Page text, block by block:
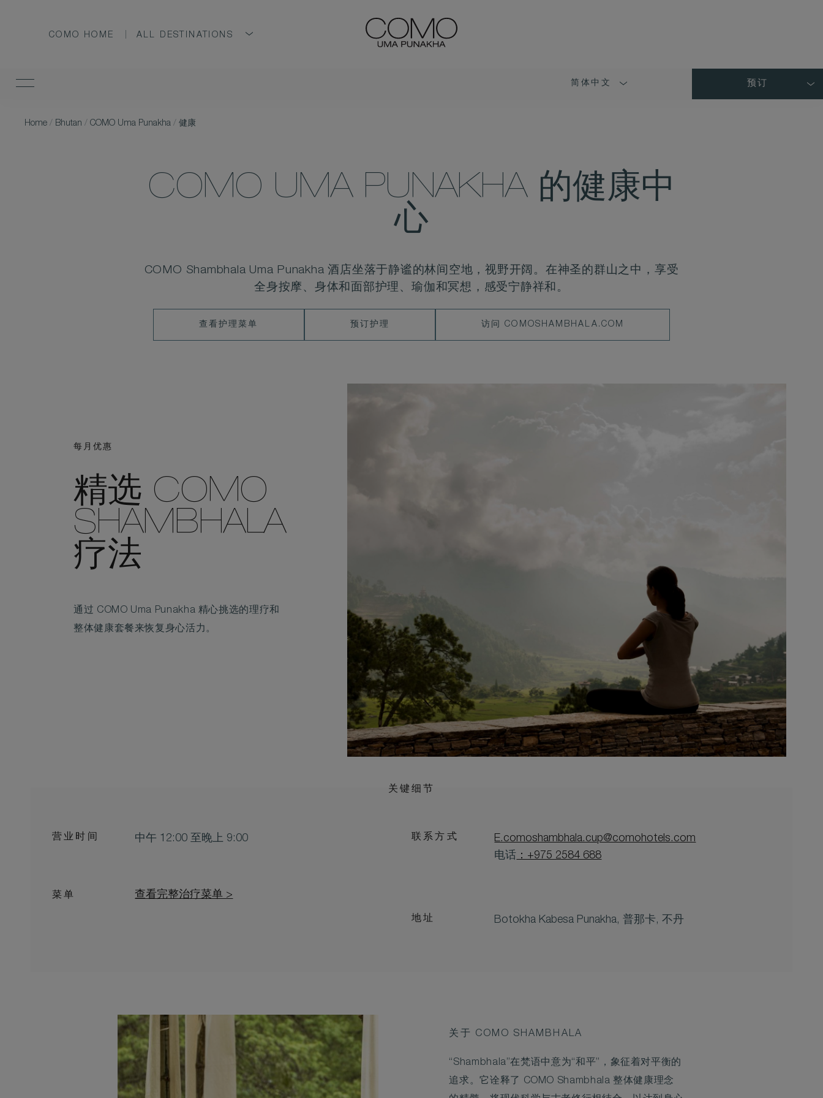
COMO HOME ALL DESTINATIONS
简体中文 预订
Home / Bhutan / COMO Uma Punakha / 健康
COMO UMA PUNAKHA 的健康中
心
COMO Shambhala Uma Punakha 酒店坐落于静谧的林间空地，视野开阔。在神圣的群山之中，享受
全身按摩、身体和面部护理、瑜伽和冥想，感受宁静祥和。
查
看
查看护理菜单
预
订
预订护理
访
问
访问 COMOSHAMBHALA.COM
每月优惠
精选 COMO
SHAMBHALA
疗法
通过 COMO Uma Punakha 精心挑选的理疗和
整体健康套餐来恢复身心活力。
关键细节
营业时间 中午 12:00 至晚上 9:00
菜单 查看完整治疗菜单 >
联系方式
E.comoshambhala.cup@comohotels.com
电话 ：+975 2584 688
地址 Botokha Kabesa Punakha, 普那卡, 不丹
关于 COMO SHAMBHALA
“Shambhala”在梵语中意为“和平”，象征着对平衡的
追求。它诠释了 COMO Shambhala 整体健康理念